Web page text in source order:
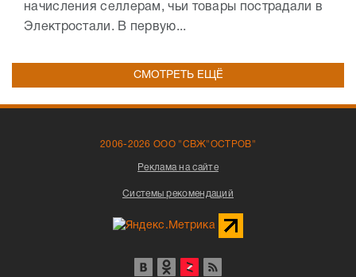
начисления селлерам, чьи товары пострадали в
Электростали. В первую...
СМОТРЕТЬ ЕЩЁ
2006-2026 ООО "СВЖ"ОСТРОВ"
Реклама на сайте
Системы рекомендаций